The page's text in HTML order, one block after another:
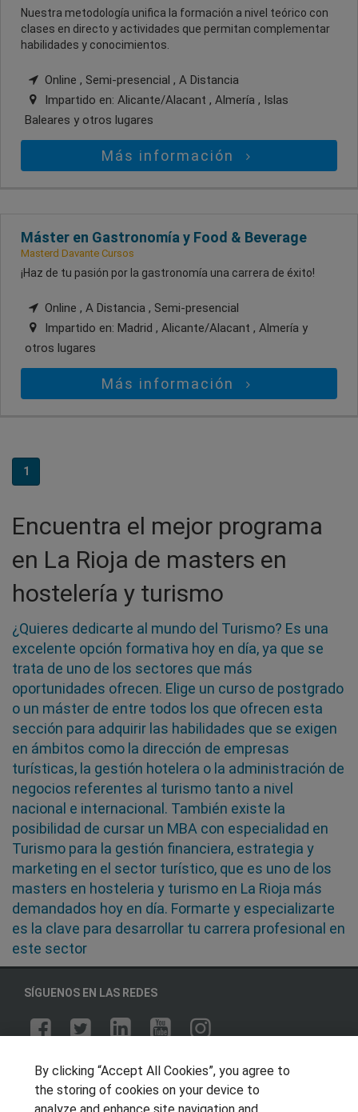
Nuestra metodología unifica la formación a nivel teórico con
clases en directo y actividades que permitan complementar
habilidades y conocimientos.
Online , Semi-presencial , A Distancia
Impartido en: Alicante/Alacant , Almería , Islas
Baleares y otros lugares
Más información
Máster en Gastronomía y Food & Beverage
Masterd Davante Cursos
¡Haz de tu pasión por la gastronomía una carrera de éxito!
Online , A Distancia , Semi-presencial
Impartido en: Madrid , Alicante/Alacant , Almería y
otros lugares
Más información
1
Encuentra el mejor programa
en La Rioja de masters en
hostelería y turismo
¿Quieres dedicarte al mundo del Turismo? Es una
excelente opción formativa hoy en día, ya que se
trata de uno de los sectores que más
oportunidades ofrecen. Elige un curso de postgrado
o un máster de entre todos los que ofrecen esta
sección para adquirir las habilidades que se exigen
en ámbitos como la dirección de empresas
turísticas, la gestión hotelera o la administración de
negocios referentes al turismo tanto a nivel
nacional e internacional. También existe la
posibilidad de cursar un MBA con especialidad en
Turismo para la gestión financiera, estrategia y
marketing en el sector turístico, que es uno de los
masters en hosteleria y turismo en La Rioja más
demandados hoy en día. Formarte y especializarte
es la clave para desarrollar tu carrera profesional en
este sector
SÍGUENOS EN LAS REDES
OTROS GRUPOS DE INTERES
Muro de los idiomas
By clicking “Accept All Cookies”, you agree to
the storing of cookies on your device to